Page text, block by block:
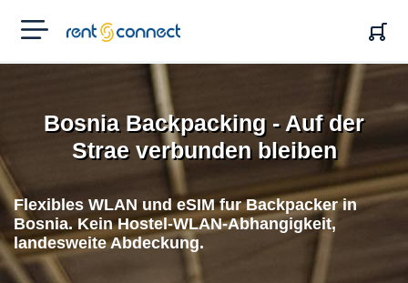
RENT'N
CONNECT
Bosnia Backpacking - Auf der
Strae verbunden bleiben
Flexibles WLAN und eSIM fur Backpacker in
Bosnia. Kein Hostel-WLAN-Abhangigkeit,
landesweite Abdeckung.